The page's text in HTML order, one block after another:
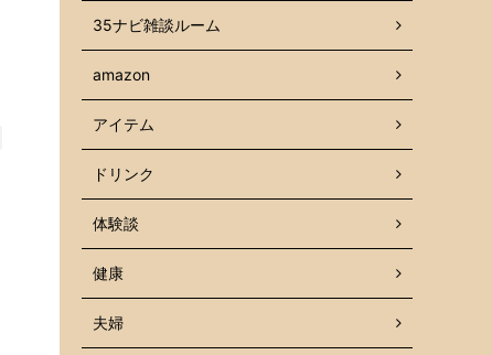
35ナビ雑談ルーム
amazon
アイテム
ドリンク
体験談
健康
夫婦